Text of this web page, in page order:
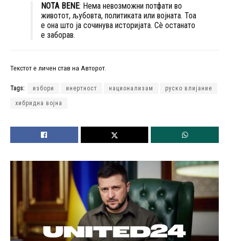
NOTA BENE: Нема невозможни потфати во
животот, љубовта, политиката или војната. Тоа
е она што ја сочинува историјата. Сè останато
е заборав.
Текстот е личен став на Авторот.
Tags: избори инертност национализам руско влијание
хибридна војна